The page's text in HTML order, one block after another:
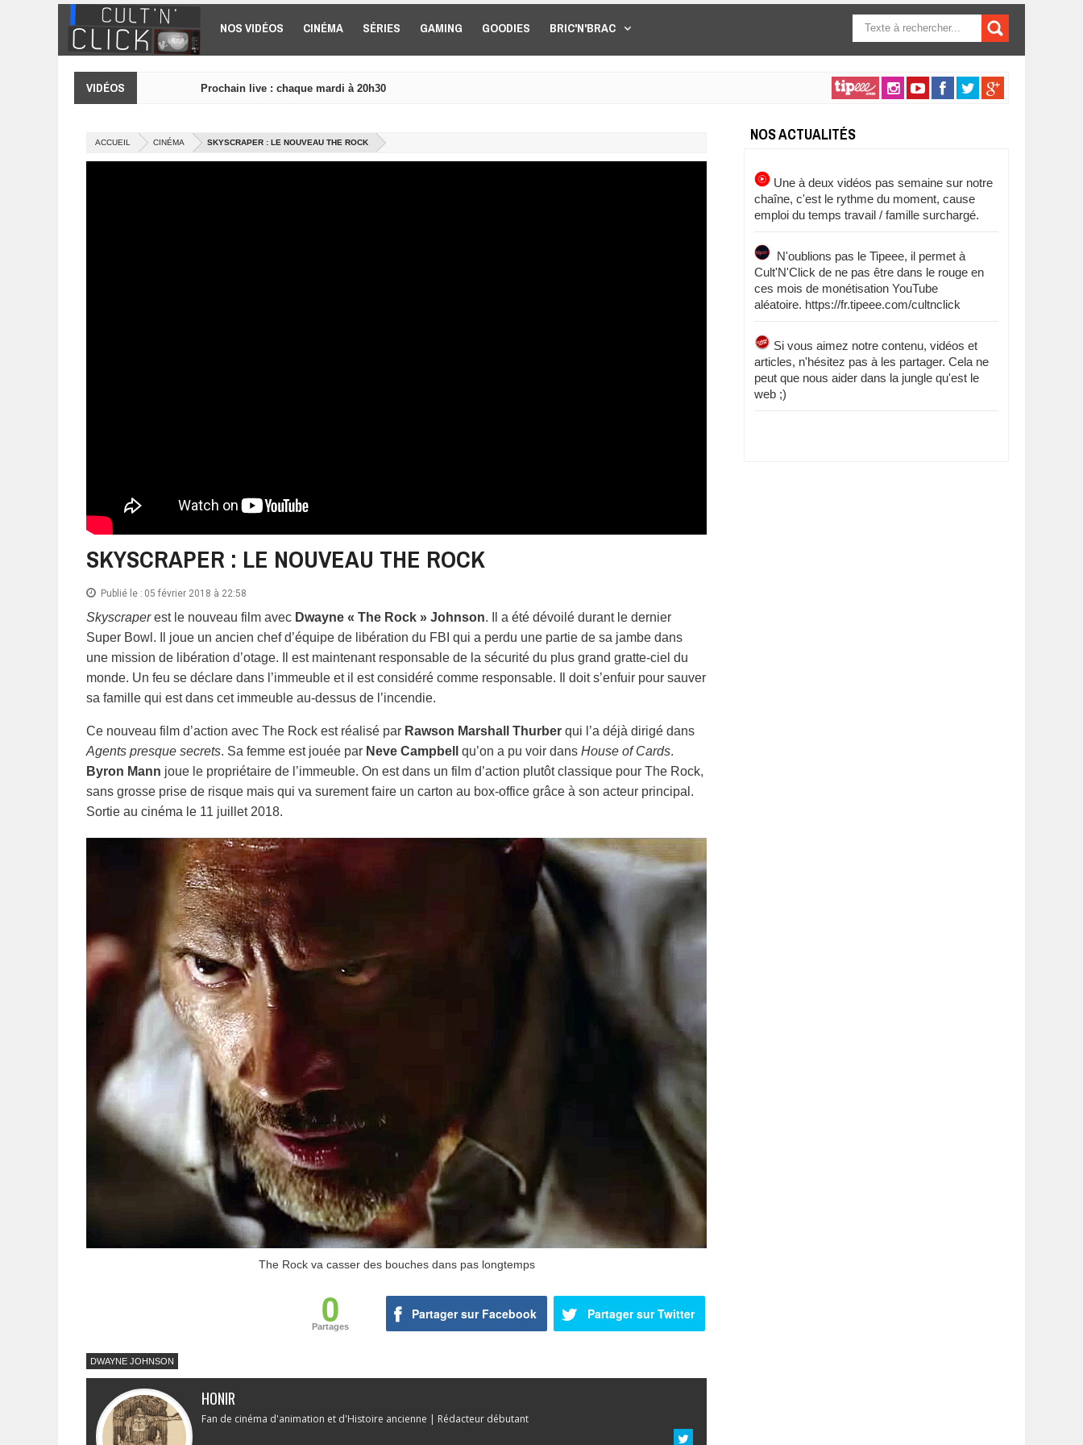
Aller au contenu principal
NOS VIDÉOS CINÉMA SÉRIES GAMING GOODIES BRIC'N'BRAC
FORMULAIRE DE
RECHERCHE
VIDÉOS Prochain live : chaque mardi à 20h30
ACCUEIL CINÉMA SKYSCRAPER : LE NOUVEAU THE ROCK
SKYSCRAPER : LE NOUVEAU THE ROCK
Publié le : 05 février 2018 à 22:58
Skyscraperest le nouveau film avec Dwayne « The Rock » Johnson. Il a été dévoilé durant le dernier
Super Bowl. Il joue un ancien chef d’équipe de libération du FBI qui a perdu une partie de sa jambe dans
une mission de libération d’otage. Il est maintenant responsable de la sécurité du plus grand gratte-ciel du
monde. Un feu se déclare dans l’immeuble et il est considéré comme responsable. Il doit s’enfuir pour sauver
sa famille qui est dans cet immeuble au-dessus de l’incendie.
Ce nouveau film d’action avec The Rock est réalisé par Rawson Marshall Thurber qui l’a déjà dirigé dans
Agents presque secrets. Sa femme est jouée par Neve Campbell qu’on a pu voir dans House of Cards.
Byron Mann joue le propriétaire de l’immeuble. On est dans un film d’action plutôt classique pour The Rock,
sans grosse prise de risque mais qui va surement faire un carton au box-office grâce à son acteur principal.
Sortie au cinéma le 11 juillet 2018.
The Rock va casser des bouches dans pas longtemps
0
Partages
Partager sur Facebook Partager sur Twitter
DWAYNE JOHNSON
HONIR
Fan de cinéma d'animation et d'Histoire ancienne | Rédacteur débutant
NOS ACTUALITÉS
Une à deux vidéos pas semaine sur notre
chaîne, c'est le rythme du moment, cause
emploi du temps travail / famille surchargé.
N'oublions pas le Tipeee, il permet à
Cult'N'Click de ne pas être dans le rouge en
ces mois de monétisation YouTube
aléatoire. https://fr.tipeee.com/cultnclick
Si vous aimez notre contenu, vidéos et
articles, n'hésitez pas à les partager. Cela ne
peut que nous aider dans la jungle qu'est le
web ;)